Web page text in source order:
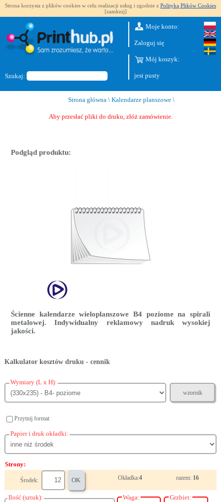
Strona korzysta z plików cookies w celu realizacji usług i zgodnie z Polityką Plików Cookies
[zamknij]
Szukaj:
Moje konto:
Zaloguj się
Mój koszyk:
jest pusty
Strona główna \ Kalendarze planszowe \
Aby przesłać pliki do druku, złóż zamówienie.
Podgląd produktu:
Ścienne kalendarze wieloplanszowe B4 poziome na spirali
metalowej. Indywidualny reklamowy nadruk wysokiej
jakości.
Kalkulator kosztów druku - cennik
Wymiary (L x H):
wzornik
Przytnij format
Papier i druk okładki:
Strony:
Środek: OK Okładka:4 razem: 16
Ilość (sztuk): Waga: Grzbiet: